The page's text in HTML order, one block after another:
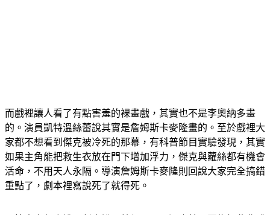
而戲裡讓人看了有點害羞的裸畫戲，其實也不是李奧納多畫
的。演員凱特溫絲蕾說其實是詹姆斯卡麥隆畫的。至於戲裡大
家都不想看到傑克被冷死的那幕，有科普節目實驗發現，其實
如果主角能把救生衣放在門下增加浮力，傑克與蘿絲都有機會
活命，不用天人永隔。導演詹姆斯卡麥隆則回說大家完全搞錯
重點了，劇本裡寫說死了就得死。